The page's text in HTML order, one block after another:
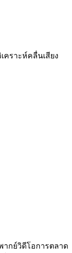
คราะห์คลื่นเสียง
ากย์วิดีโอการตลาด